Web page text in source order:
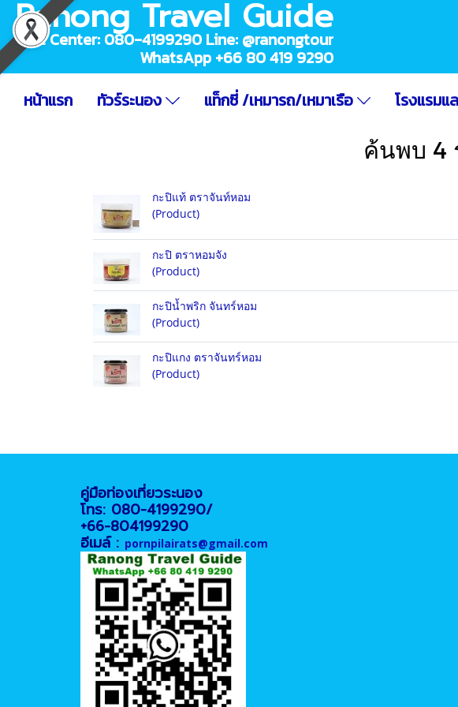
Ranong Travel Guide
Call Center: 080-4199290 Line: @ranongtour
WhatsApp +66 80 419 9290
หน้าแรก
ทัวร์ระนอง แท็กซี่ /เหมารถ/เหมาเรือ โรงแรมแ
ค้นพบ 4
กะปิแท้ ตราจันท์หอม
(Product)
กะปิ ตราหอมจัง
(Product)
กะปิน้ำพริก จันทร์หอม
(Product)
กะปิแกง ตราจันทร์หอม
(Product)
คู่มือท่องเที่ยวระนอง
โทร: 080-4199290/
+66-804199290
อีเมล์ : pornpilairats@gmail.com